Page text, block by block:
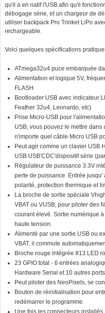
qu'il a en natif l'USB afin qu'il
débogage série, et un chargeur de
utiliser backpack Pro Trinket LiPo
rechargeable.
Voici quelques spécifications
ATmega32u4 puce embarquée
Alimentation et logique 5V,
FLASH
Bootloader USB avec indicateur
Feather 32u4, Leonardo, etc)
Prise Micro-USB pour
USB, vous pouvez le mettre
n'importe quel câble Micro USB
Peut agir comme un clavier USB
USB USB'CDC'dispositif série
Régulateur de puissance 3.3V
perte de puissance. Entrée
polarité, protection thermique et
La broche de sortie spéciale
VBAT ou VUSB, pour piloter des
courant élevé. Sortie numérique
haute tension.
Alimenté par une sortie USB ou
VBAT, il commute
Broche rouge intégrée #13 LED
23 GPIO total - 6 entrées
Hardware Serial et 10 autres
Peut piloter des NeoPixels, se
Bouton de réinitialisation pour
redémarrer le programme.
Une fois les connecteurs